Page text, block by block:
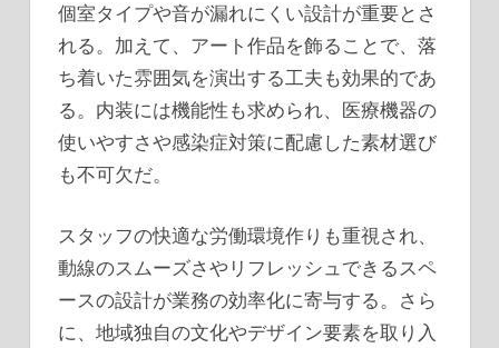
個室タイプや音が漏れにくい設計が重要とさ
れる。加えて、アート作品を飾ることで、落
ち着いた雰囲気を演出する工夫も効果的であ
る。内装には機能性も求められ、医療機器の
使いやすさや感染症対策に配慮した素材選び
も不可欠だ。
スタッフの快適な労働環境作りも重視され、
動線のスムーズさやリフレッシュできるスペ
ースの設計が業務の効率化に寄与する。さら
に、地域独自の文化やデザイン要素を取り入